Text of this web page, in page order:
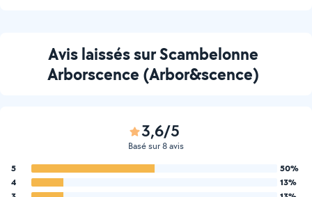
Avis laissés sur Scambelonne
Arborscence (Arbor&scence)
3,6/5
Basé sur 8 avis
5
50%
4
13%